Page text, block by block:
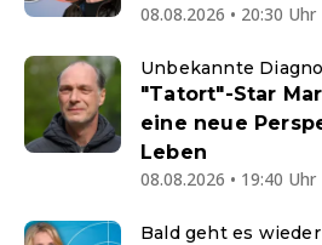
08.08.2026 • 20:30 Uhr
Unbekannte
"Tatort"-Star
eine neue
Leben
08.08.2026 • 19:40 Uhr
Bald geht es wieder